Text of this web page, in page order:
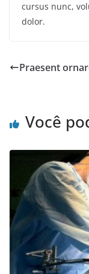
cursus nunc,
dolor.
Praesent
Você